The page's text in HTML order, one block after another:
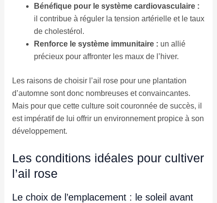
Bénéfique pour le système cardiovasculaire :
il contribue à réguler la tension artérielle et le taux
de cholestérol.
Renforce le système immunitaire : un allié
précieux pour affronter les maux de l’hiver.
Les raisons de choisir l’ail rose pour une plantation
d’automne sont donc nombreuses et convaincantes.
Mais pour que cette culture soit couronnée de succès, il
est impératif de lui offrir un environnement propice à son
développement.
Les conditions idéales pour cultiver
l’ail rose
Le choix de l’emplacement : le soleil avant